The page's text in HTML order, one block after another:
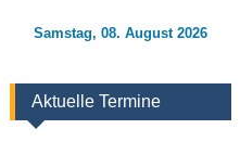
Samstag, 08. August 2026
Aktuelle Termine